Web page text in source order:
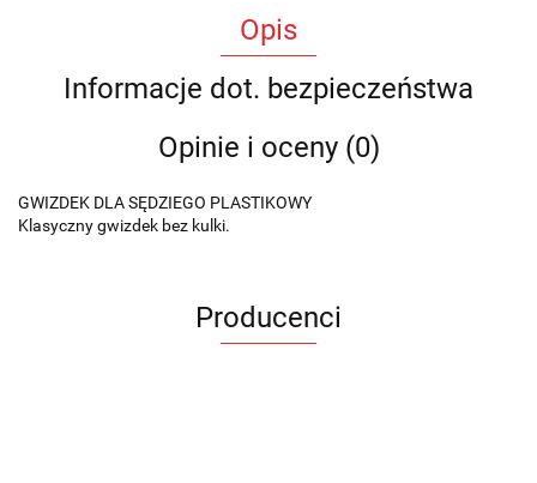
Opis
Informacje dot. bezpieczeństwa
Opinie i oceny (0)
GWIZDEK DLA SĘDZIEGO PLASTIKOWY
Klasyczny gwizdek bez kulki.
Producenci